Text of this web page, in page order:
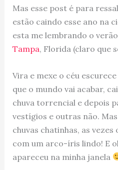
Mas esse post é para
estão caindo esse ano na
esta me lembrando o
Tampa, Florida (claro que
Vira e mexe o céu
que o mundo vai acabar,
chuva torrencial e depois
vestígios e outras não.
chuvas chatinhas, as
com um arco-íris lindo! E
apareceu na minha janela